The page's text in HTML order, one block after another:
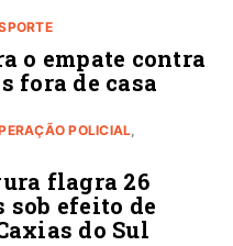
o empate contra
fora de casa
POLICIAL
flagra 26
sob efeito de
do Sul